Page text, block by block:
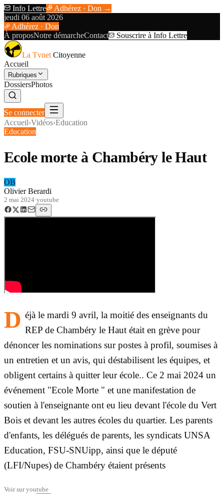
Info Lettre
Adhérez · Don →
jeudi 06 août 2026
Adhérez · Don
À proposNotre démarcheContact Souscrire à Info Lettre
La Tvnet Citoyenne
Accueil
Rubriques
DossiersPhotos
Se connecter
Accueil›Vidéos›Education
Education
Ecole morte à Chambéry le Haut
OB
Olivier Berardi
2 mai 2024·youtube
D éjà le mardi 9 avril, la moitié des enseignants du
REP de Chambéry le Haut était en grève pour
dénoncer les nominations sur postes à profil, soumises à
un entretien et un avis, qui déstabilisent les équipes, et
obligent certains à quitter leur école.. Ce 2 mai 2024 un
événement "Ecole Morte " et une manifestation de
soutien à l'enseignante ont eu lieu devant l'école du Vert
Bois et devant les autres écoles du quartier. Les parents
d'enfants, les délégués de parents, les syndicats UNSA
Education, FSU-SNUipp, ainsi que le député
(LFI/Nupes) de Chambéry étaient présents
Voir suryoutube